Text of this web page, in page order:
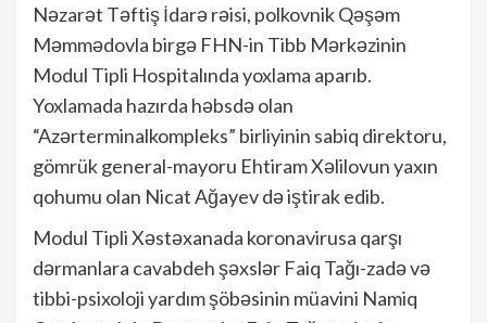
Nəzarət Təftiş İdarə rəisi, polkovnik Qəşəm
Məmmədovla birgə FHN-in Tibb Mərkəzinin
Modul Tipli Hospitalında yoxlama aparıb.
Yoxlamada hazırda həbsdə olan
“Azərterminalkompleks” birliyinin sabiq direktoru,
gömrük general-mayoru Ehtiram Xəlilovun yaxın
qohumu olan Nicat Ağayev də iştirak edib.
Modul Tipli Xəstəxanada koronavirusa qarşı
dərmanlara cavabdeh şəxslər Faiq Tağı-zadə və
tibbi-psixoloji yardım şöbəsinin müavini Namiq